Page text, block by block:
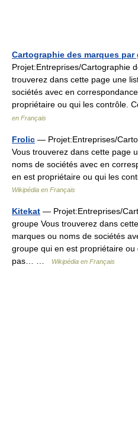
Cartographie des marques par
Projet:Entreprises/Cartographie
trouverez dans cette page une
sociétés avec en
propriétaire ou qui les contrôle.
en Français
Frolic — Projet:Entreprises/
Vous trouverez dans cette page
noms de sociétés avec en
en est propriétaire ou qui les
Wikipédia en Français
Kitekat — Projet:Entreprises/
groupe Vous trouverez dans
marques ou noms de sociétés
groupe qui en est propriétaire
pas… …
Wikipédia en Français